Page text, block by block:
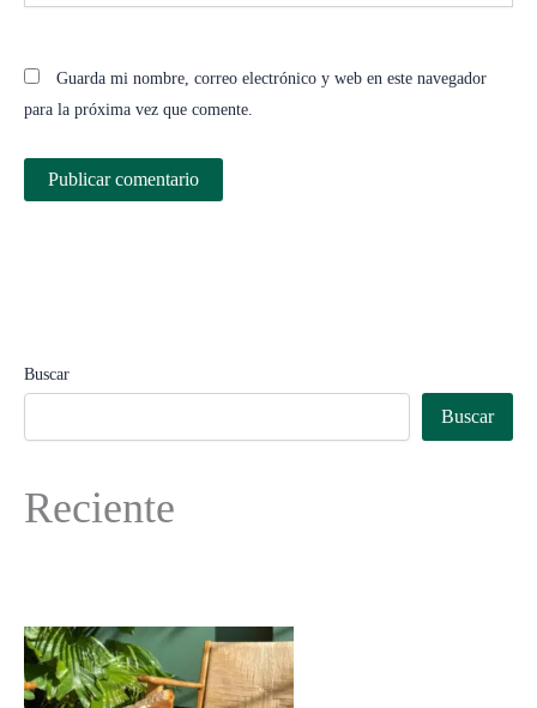
Guarda mi nombre, correo electrónico y web en este navegador
para la próxima vez que comente.
Buscar
Buscar
Reciente